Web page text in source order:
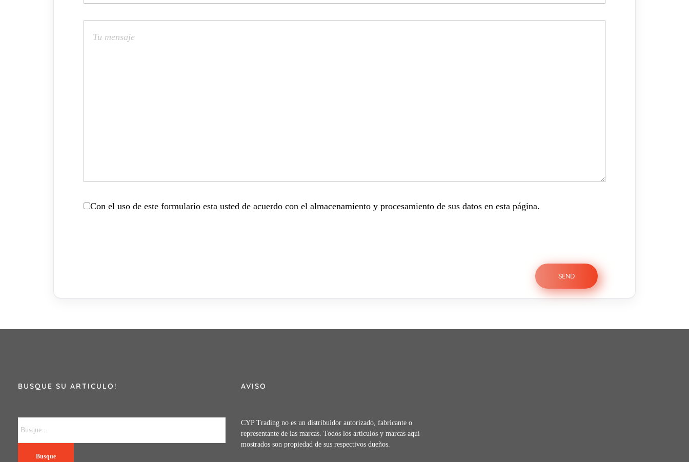
Con el uso de este formulario esta usted de acuerdo con el almacenamiento y procesamiento de sus datos en esta página.
BUSQUE SU ARTICULO!
Busque
AVISO
CYP Trading no es un distribuidor autorizado, fabricante o
representante de las marcas. Todos los artículos y marcas aquí
mostrados son propiedad de sus respectivos dueños.